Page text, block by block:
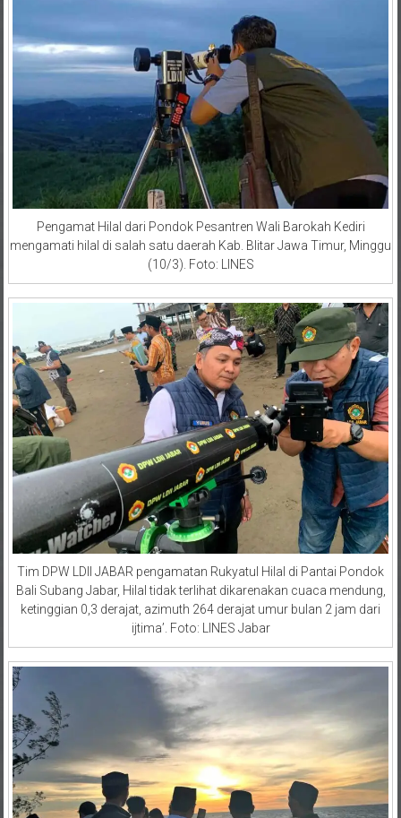
Pengamat Hilal dari Pondok Pesantren Wali Barokah Kediri
mengamati hilal di salah satu daerah Kab. Blitar Jawa Timur, Minggu
(10/3). Foto: LINES
Tim DPW LDII JABAR pengamatan Rukyatul Hilal di Pantai Pondok
Bali Subang Jabar, Hilal tidak terlihat dikarenakan cuaca mendung,
ketinggian 0,3 derajat, azimuth 264 derajat umur bulan 2 jam dari
ijtima’. Foto: LINES Jabar